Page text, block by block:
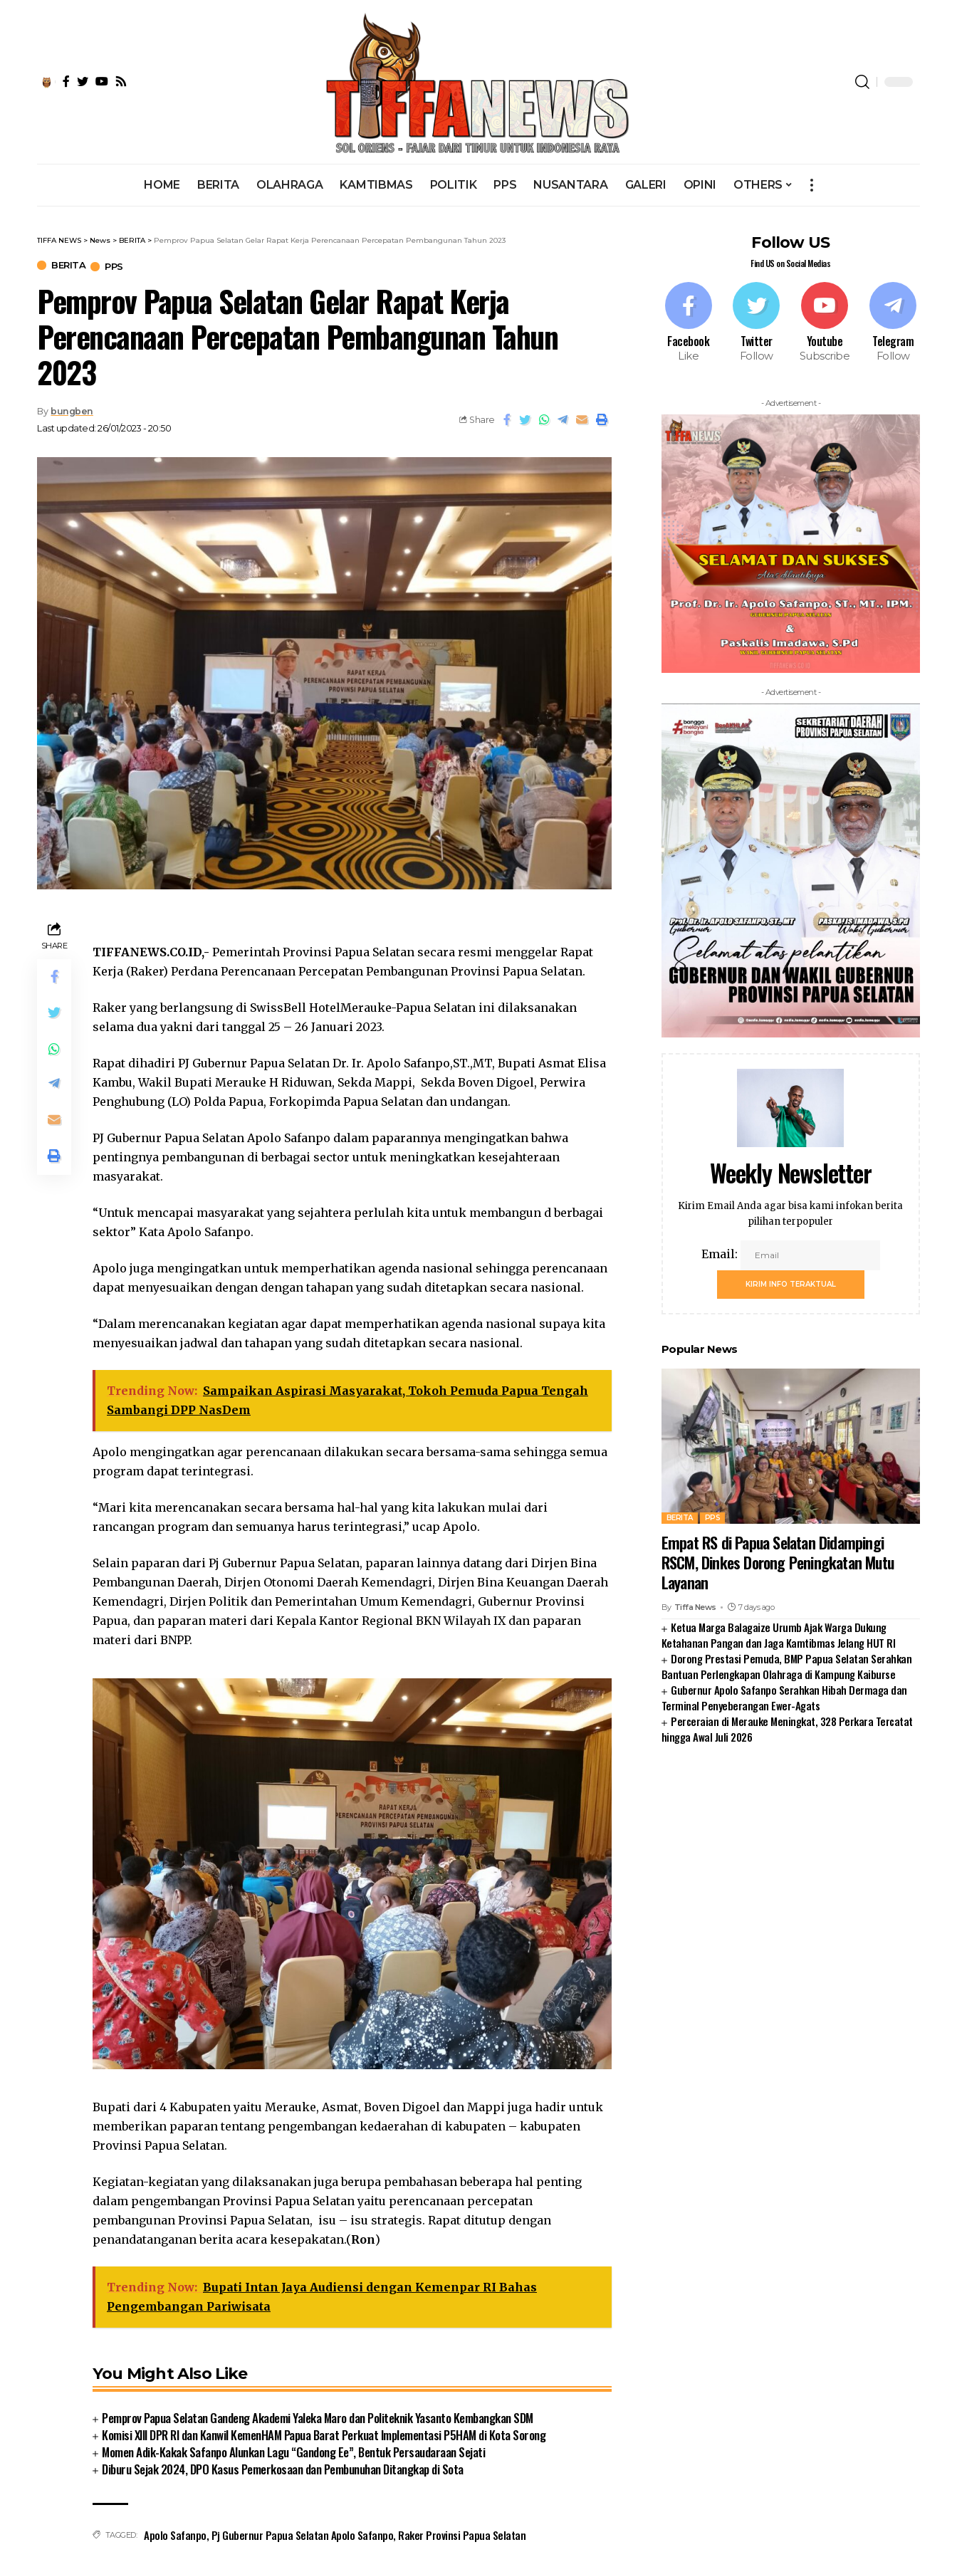
HOME BERITA OLAHRAGA KAMTIBMAS POLITIK PPS NUSANTARA GALERI OPINI OTHERS
TIFFA NEWS > News > BERITA> Pemprov Papua Selatan Gelar Rapat Kerja Perencanaan Percepatan Pembangunan Tahun 2023
BERITA PPS
Pemprov Papua Selatan Gelar Rapat Kerja
Perencanaan Percepatan Pembangunan Tahun
2023
Last updated: 26/01/2023 - 20:50
By bungben
Share
SHARE TIFFANEWS.CO.ID,- Pemerintah Provinsi Papua Selatan secara resmi menggelar Rapat
Kerja (Raker) Perdana Perencanaan Percepatan Pembangunan Provinsi Papua Selatan.
Raker yang berlangsung di SwissBell HotelMerauke-Papua Selatan ini dilaksanakan
selama dua yakni dari tanggal 25 – 26 Januari 2023.
Rapat dihadiri PJ Gubernur Papua Selatan Dr. Ir. Apolo Safanpo,ST.,MT, Bupati Asmat Elisa
Kambu, Wakil Bupati Merauke H Riduwan, Sekda Mappi, Sekda Boven Digoel, Perwira
Penghubung (LO) Polda Papua, Forkopimda Papua Selatan dan undangan.
PJ Gubernur Papua Selatan Apolo Safanpo dalam paparannya mengingatkan bahwa
pentingnya pembangunan di berbagai sector untuk meningkatkan kesejahteraan
masyarakat.
“Untuk mencapai masyarakat yang sejahtera perlulah kita untuk membangun d berbagai
sektor” Kata Apolo Safanpo.
Apolo juga mengingatkan untuk memperhatikan agenda nasional sehingga perencanaan
dapat menyesuaikan dengan dengan tahapan yang sudah ditetapkan secara nasional.
“Dalam merencanakan kegiatan agar dapat memperhatikan agenda nasional supaya kita
menyesuaikan jadwal dan tahapan yang sudah ditetapkan secara nasional.
Trending Now: Sampaikan Aspirasi Masyarakat, Tokoh Pemuda Papua Tengah
Sambangi DPP NasDem
Apolo mengingatkan agar perencanaan dilakukan secara bersama-sama sehingga semua
program dapat terintegrasi.
“Mari kita merencanakan secara bersama hal-hal yang kita lakukan mulai dari
rancangan program dan semuanya harus terintegrasi,” ucap Apolo.
Selain paparan dari Pj Gubernur Papua Selatan, paparan lainnya datang dari Dirjen Bina
Pembangunan Daerah, Dirjen Otonomi Daerah Kemendagri, Dirjen Bina Keuangan Daerah
Kemendagri, Dirjen Politik dan Pemerintahan Umum Kemendagri, Gubernur Provinsi
Papua, dan paparan materi dari Kepala Kantor Regional BKN Wilayah IX dan paparan
materi dari BNPP.
Bupati dari 4 Kabupaten yaitu Merauke, Asmat, Boven Digoel dan Mappi juga hadir untuk
memberikan paparan tentang pengembangan kedaerahan di kabupaten – kabupaten
Provinsi Papua Selatan.
Kegiatan-kegiatan yang dilaksanakan juga berupa pembahasan beberapa hal penting
dalam pengembangan Provinsi Papua Selatan yaitu perencanaan percepatan
pembangunan Provinsi Papua Selatan, isu – isu strategis. Rapat ditutup dengan
penandatanganan berita acara kesepakatan.(Ron)
Trending Now: Bupati Intan Jaya Audiensi dengan Kemenpar RI Bahas
Pengembangan Pariwisata
You Might Also Like
Pemprov Papua Selatan Gandeng Akademi Yaleka Maro dan Politeknik Yasanto Kembangkan SDM
Komisi XIII DPR RI dan Kanwil KemenHAM Papua Barat Perkuat Implementasi P5HAM di Kota Sorong
Momen Adik-Kakak Safanpo Alunkan Lagu “Gandong Ee”, Bentuk Persaudaraan Sejati
Diburu Sejak 2024, DPO Kasus Pemerkosaan dan Pembunuhan Ditangkap di Sota
TAGGED: Apolo Safanpo, Pj Gubernur Papua Selatan Apolo Safanpo, Raker Provinsi Papua Selatan
Follow US
Find US on Social Medias
Facebook
Like
Twitter
Follow
Youtube
Subscribe
Telegram
Follow
- Advertisement -
- Advertisement -
Weekly Newsletter
Kirim Email Anda agar bisa kami infokan berita
pilihan terpopuler
Email:
KIRIM INFO TERAKTUAL
Popular News
BERITA PPS
Empat RS di Papua Selatan Didampingi
RSCM, Dinkes Dorong Peningkatan Mutu
Layanan
By Tiffa News 7 days ago
Ketua Marga Balagaize Urumb Ajak Warga Dukung
Ketahanan Pangan dan Jaga Kamtibmas Jelang HUT RI
Dorong Prestasi Pemuda, BMP Papua Selatan Serahkan
Bantuan Perlengkapan Olahraga di Kampung Kaiburse
Gubernur Apolo Safanpo Serahkan Hibah Dermaga dan
Terminal Penyeberangan Ewer-Agats
Perceraian di Merauke Meningkat, 328 Perkara Tercatat
hingga Awal Juli 2026